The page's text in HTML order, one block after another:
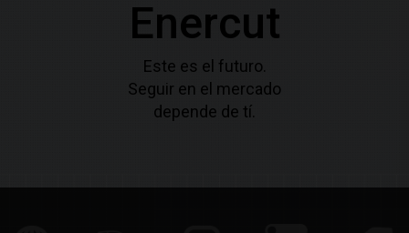
Enercut
Este es el futuro.
Seguir en el mercado
depende de tí.